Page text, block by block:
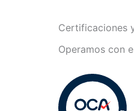
Certificaciones
Operamos con